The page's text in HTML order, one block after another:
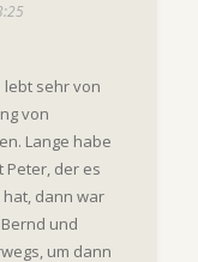
lebt sehr von
von
Lange habe
Peter, der es
dann war
und
um dann